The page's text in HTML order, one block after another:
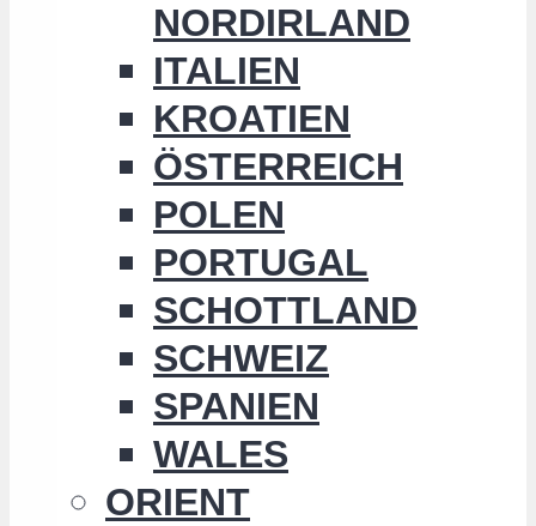
NORDIRLAND
ITALIEN
KROATIEN
ÖSTERREICH
POLEN
PORTUGAL
SCHOTTLAND
SCHWEIZ
SPANIEN
WALES
ORIENT